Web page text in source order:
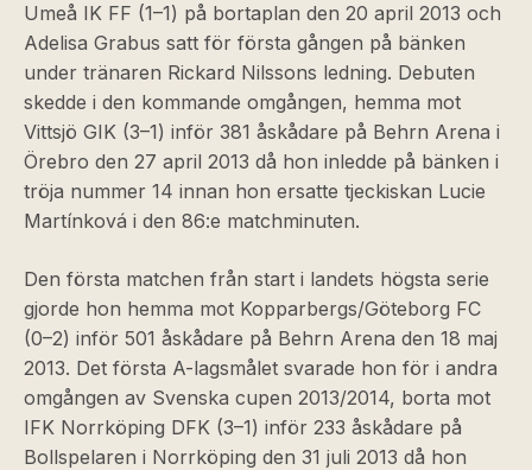
Umeå IK FF (1–1) på bortaplan den 20 april 2013 och
Adelisa Grabus satt för första gången på bänken
under tränaren Rickard Nilssons ledning. Debuten
skedde i den kommande omgången, hemma mot
Vittsjö GIK (3–1) inför 381 åskådare på Behrn Arena i
Örebro den 27 april 2013 då hon inledde på bänken i
tröja nummer 14 innan hon ersatte tjeckiskan Lucie
Martínková i den 86:e matchminuten.
Den första matchen från start i landets högsta serie
gjorde hon hemma mot Kopparbergs/Göteborg FC
(0–2) inför 501 åskådare på Behrn Arena den 18 maj
2013. Det första A-lagsmålet svarade hon för i andra
omgången av Svenska cupen 2013/2014, borta mot
IFK Norrköping DFK (3–1) inför 233 åskådare på
Bollspelaren i Norrköping den 31 juli 2013 då hon